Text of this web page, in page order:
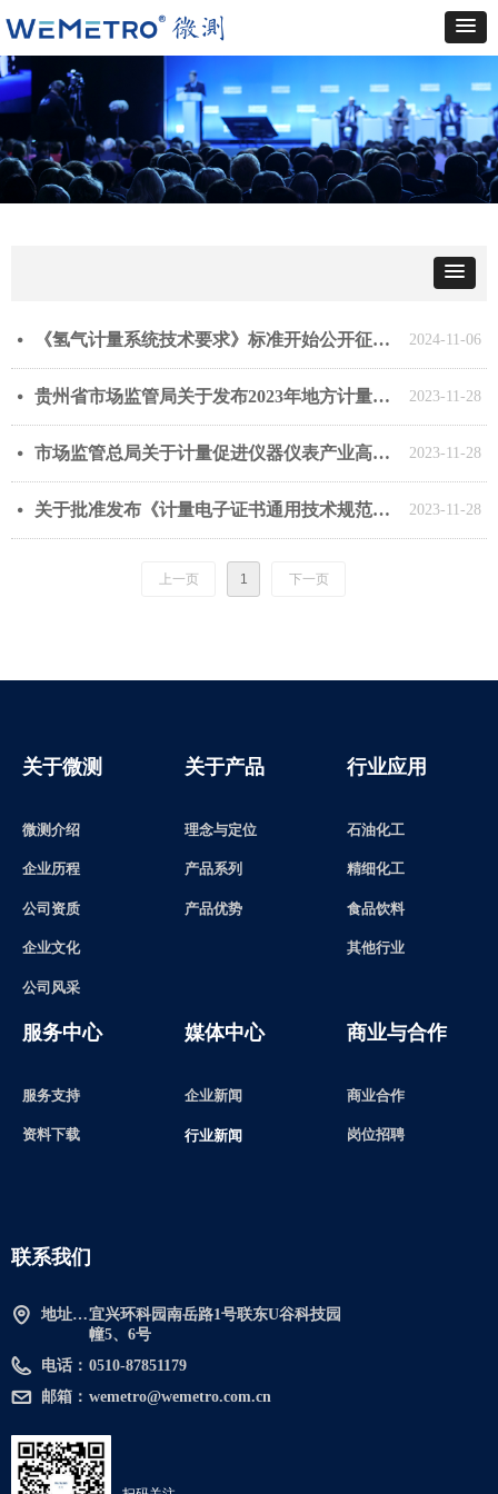
2024-11-06
넸 《氢气计量系统技术要求》标准开始公开征求意见
2023-11-28
넸 贵州省市场监管局关于发布2023年地方计量技术规范的公告 - 修订通知
2023-11-28
넸 市场监管总局关于计量促进仪器仪表产业高质量发展的指导意见 - 行业新闻
2023-11-28
넸 关于批准发布《计量电子证书通用技术规范》团体标准的公告 - 通知公告
上一页 1 下一页
关于微测
微测介绍
企业历程
公司资质
企业文化
公司风采
关于产品
理念与定位
产品系列
产品优势
行业应用
石油化工
精细化工
食品饮料
其他行业
服务中心
服务支持
资料下载
媒体中心
企业新闻
行业新闻
商业与合作
商业合作
岗位招聘
联系我们
地址：宜兴环科园南岳路1号联东U谷科技园幢5、6号
宜兴环科园南岳路1号联东U谷科技园
幢5、6号
电话： 0510-87851179
邮箱： wemetro@wemetro.com.cn